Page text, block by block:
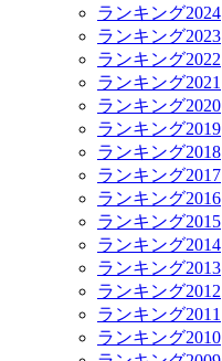
ランキング2024
ランキング2023
ランキング2022
ランキング2021
ランキング2020
ランキング2019
ランキング2018
ランキング2017
ランキング2016
ランキング2015
ランキング2014
ランキング2013
ランキング2012
ランキング2011
ランキング2010